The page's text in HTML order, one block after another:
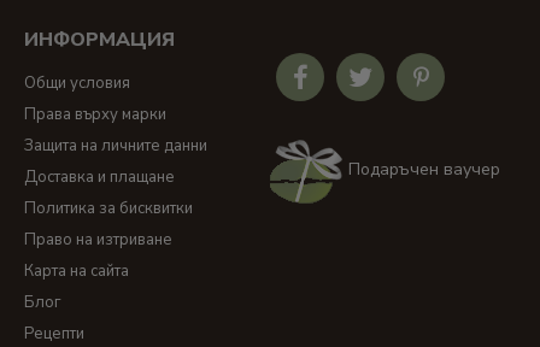
ИНФОРМАЦИЯ
Общи условия
Права върху марки
Защита на личните данни
Доставка и плащане
Политика за бисквитки
Право на изтриване
Карта на сайта
Блог
Рецепти
Подаръчен ваучер